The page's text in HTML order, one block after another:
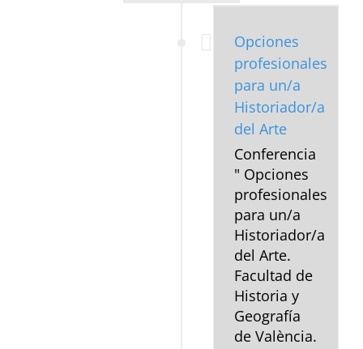
Opciones
profesionales
para un/a
Historiador/a
del Arte
Conferencia
" Opciones
profesionales
para un/a
Historiador/a
del Arte.
Facultad de
Historia y
Geografía
de València.